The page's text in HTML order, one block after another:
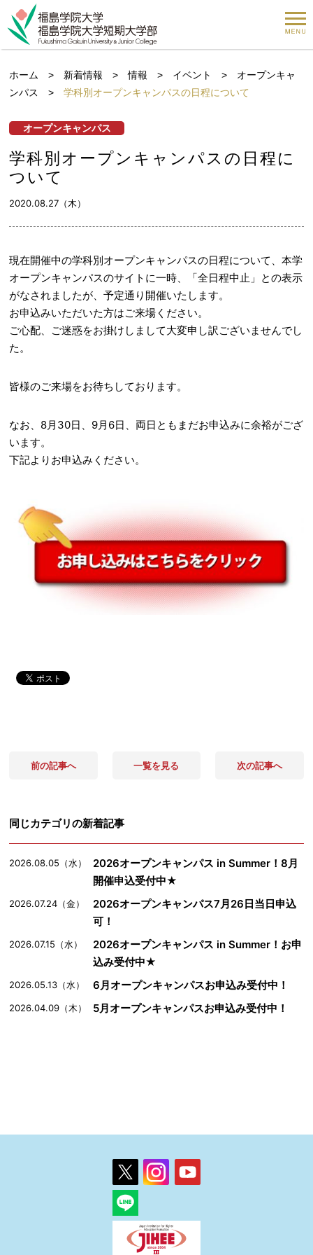
ホーム > 新着情報 >情報 > イベント > オープンキャ
ンパス
>学科別オープンキャンパスの日程について
オープンキャンパス
学科別オープンキャンパスの日程に
ついて
2020.08.27（木）
現在開催中の学科別オープンキャンパスの日程について、本学
オープンキャンパスのサイトに一時、「全日程中止」との表示
がなされましたが、予定通り開催いたします。
お申込みいただいた方はご来場ください。
ご心配、ご迷惑をお掛けしまして大変申し訳ございませんでし
た。
皆様のご来場をお待ちしております。
なお、8月30日、9月6日、両日ともまだお申込みに余裕がござ
います。
下記よりお申込みください。
前の記事へ 一覧を見る 次の記事へ
同じカテゴリの新着記事
2026.08.05（水）
2026オープンキャンパス in Summer！8月
開催申込受付中★
2026.07.24（金）
2026オープンキャンパス7月26日当日申込
可！
2026.07.15（水）
2026オープンキャンパス in Summer！お申
込み受付中★
2026.05.13（水） 6月オープンキャンパスお申込み受付中！
2026.04.09（木） 5月オープンキャンパスお申込み受付中！